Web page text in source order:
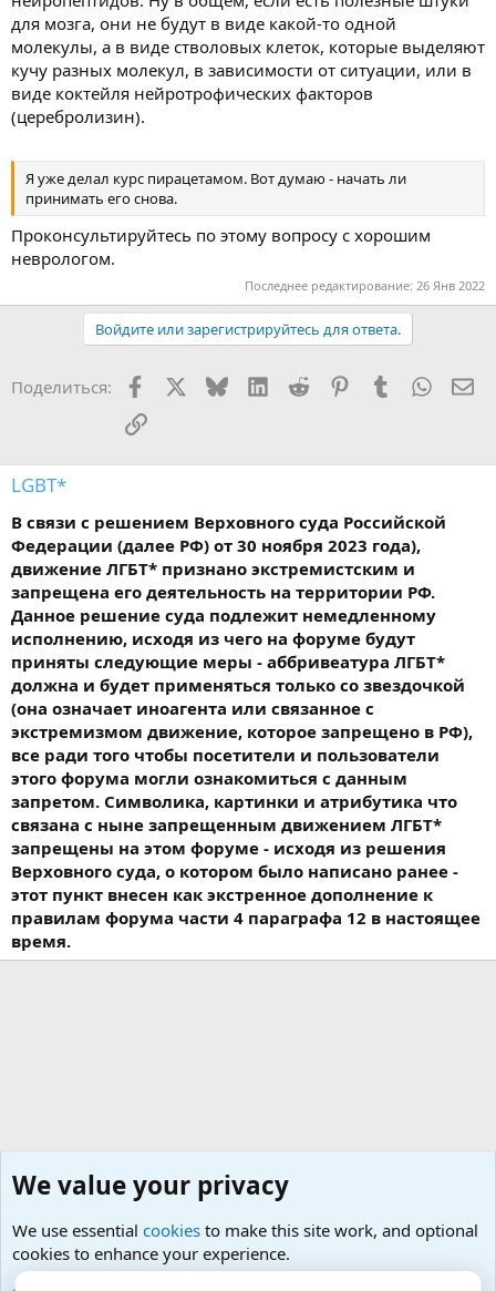
для мозга, они не будут в виде какой-то одной
молекулы, а в виде стволовых клеток, которые выделяют
кучу разных молекул, в зависимости от ситуации, или в
виде коктейля нейротрофических факторов
(церебролизин).
Я уже делал курс пирацетамом. Вот думаю - начать ли
принимать его снова.
Проконсультируйтесь по этому вопросу с хорошим
неврологом.
Последнее редактирование: 26 Янв 2022
Войдите или зарегистрируйтесь для ответа.
Поделиться: Facebook BlueskyLinkedIn
Reddit PinterestTumblr
Ссылка
LGBT*
В связи с решением Верховного суда Российской
Федерации (далее РФ) от 30 ноября 2023 года),
движение ЛГБТ* признано экстремистским и
запрещена его деятельность на территории РФ.
Данное решение суда подлежит немедленному
исполнению, исходя из чего на форуме будут
приняты следующие меры - аббривеатура ЛГБТ*
должна и будет применяться только со звездочкой
(она означает иноагента или связанное с
экстремизмом движение, которое запрещено в РФ),
все ради того чтобы посетители и пользователи
этого форума могли ознакомиться с данным
запретом. Символика, картинки и атрибутика что
связана с ныне запрещенным движением ЛГБТ*
запрещены на этом форуме - исходя из решения
Верховного суда, о котором было написано ранее -
этот пункт внесен как экстренное дополнение к
правилам форума части 4 параграфа 12 в настоящее
время.
Добро пожаловать на чашечку чего-сами-знаете :)
We value your privacy
We use essential cookies to make this site work, and optional
cookies to enhance your experience.